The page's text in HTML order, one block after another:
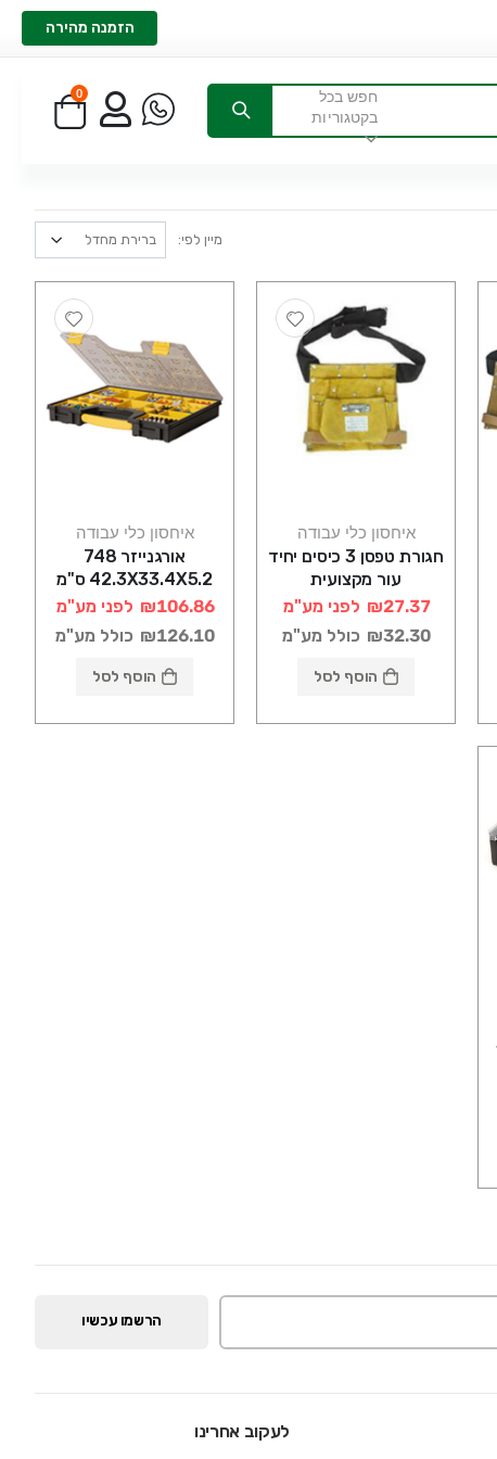
הזמנה מהירה
חפש בכל
בקטגוריות
0
מיין לפי:
איחסון כלי עבודה
חגורת טפסן 3 כיסים יחיד
עור מקצועית
₪27.37 לפני מע"מ
₪32.30 כולל מע"מ
הוסף לסל
איחסון כלי עבודה
אורגנייזר 748
42.3X33.4X5.2 ס"מ
STANLEY₪106.86 לפני מע"מ
₪126.10 כולל מע"מ
הוסף לסל
הרשמו עכשיו
לעקוב אחרינו